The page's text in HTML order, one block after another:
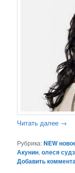
Читать далее →
Рубрика:NEW
Акунин,олеся
Добавить